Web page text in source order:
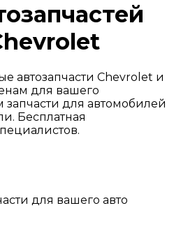
автозапчасти Chevrolet и
для вашего
для автомобилей
Бесплатная
для вашего авто